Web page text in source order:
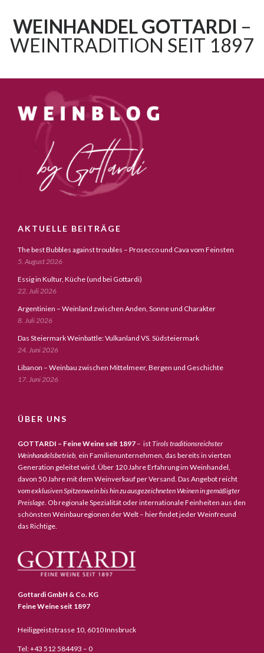
WEINHANDEL GOTTARDI –
WEINTRADITION SEIT 1897
AKTUELLE BEITRÄGE
The best Bubbles against troubles – Prosecco und Cava vom Feinsten
5. August 2026
Essig in Kultur, Küche (und bei Gottardi)
22. Juli 2026
Argentinien – Weinland zwischen Anden, Sonne und Charakter
8. Juli 2026
Das Steiermark Weinbattle: Vulkanland VS. Südsteiermark
24. Juni 2026
Libanon – Weinbau zwischen Mittelmeer, Bergen und Geschichte
17. Juni 2026
ÜBER UNS
GOTTARDI – Feine Weine seit 1897 – istTirols traditionsreichster
Weinhandelsbetrieb, ein Familienunternehmen, das bereits in vierten
Generation geleitet wird. Über 120 Jahre Erfahrung im Weinhandel,
davon 50 Jahre mit dem Weinverkauf per Versand. Das Angebot reicht
vom exklusiven Spitzenwein bis hin zu ausgezeichneten Weinen in gemäßigter
Preislage . Ob regionale Spezialität oder internationale Feinheiten aus den
schönsten Weinbauregionen der Welt – hier findet jeder Weinfreund
das Richtige.
Gottardi GmbH & Co. KG
Feine Weine seit 1897
Heiliggeiststrasse 10, 6010 Innsbruck
Tel: +43 512 584493 – 0